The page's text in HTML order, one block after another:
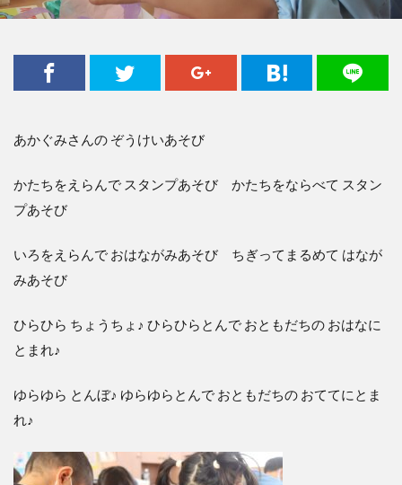
あかぐみさんの ぞうけいあそび
かたちをえらんで スタンプあそび かたちをならべて スタン
プあそび
いろをえらんで おはながみあそび ちぎってまるめて はなが
みあそび
ひらひら ちょうちょ♪ ひらひらとんで おともだちの おはなに
とまれ♪
ゆらゆら とんぼ♪ ゆらゆらとんで おともだちの おててにとま
れ♪